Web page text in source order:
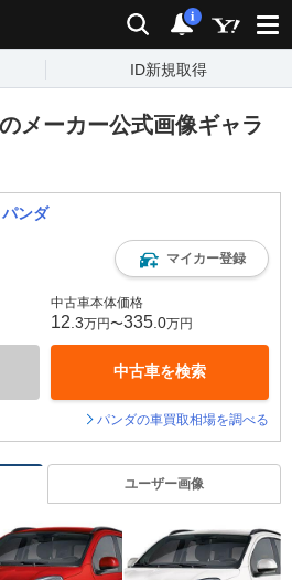
検索 通知
i
ID新規取得
メーカー公式画像ギャラ
ンダ
マイカー登録
中古車本体価格
12 .3万円〜335 .0万円
中古車を検索
パンダの車買取相場を調べる
ユーザー画像